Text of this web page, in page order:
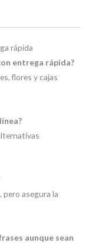
rápida
entrega rápida?
flores y cajas
asegura la
aunque sean